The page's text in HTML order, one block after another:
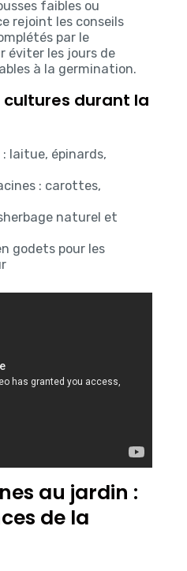
faibles ou
rejoint les conseils
par le
éviter les jours de
à la germination.
cultures durant la
laitue, épinards,
: carottes,
naturel et
godets pour les
au jardin :
de la